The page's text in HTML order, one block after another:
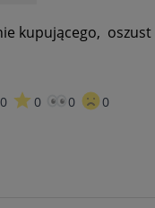
kupującego, oszust
0 0 0 0